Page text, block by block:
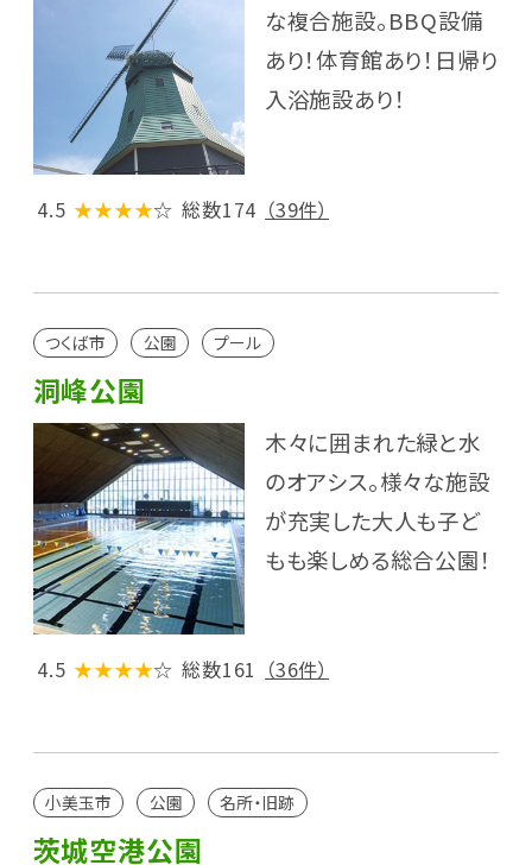
な複合施設。BBQ設備
あり！体育館あり！日帰り
入浴施設あり！
4.5 ★★★★☆ 総数174 （39件）
つくば市 公園 プール
洞峰公園
木々に囲まれた緑と水
のオアシス。様々な施設
が充実した大人も子ど
もも楽しめる総合公園！
4.5 ★★★★☆ 総数161 （36件）
小美玉市 公園 名所・旧跡
茨城空港公園